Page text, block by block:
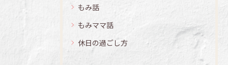
もみ話
もみママ話
休日の過ごし方